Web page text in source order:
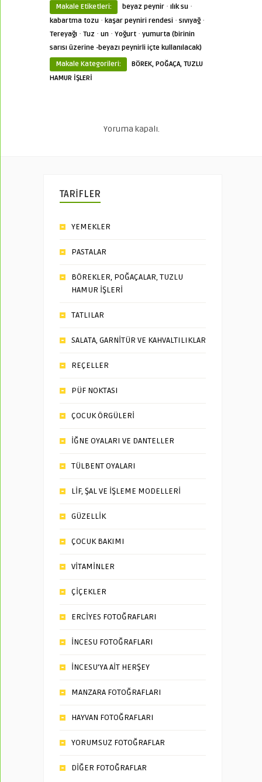
Makale Etiketleri: beyaz peynir · ılık su ·
kabartma tozu · kaşar peyniri rendesi · sıvıyağ·
Tereyağı · Tuz · un · Yoğurt · yumurta (birinin
sarısı üzerine -beyazı peynirli içte kullanılacak)
Makale Kategorileri:
BÖREK, POĞAÇA, TUZLU
HAMUR İŞLERİ
Yoruma kapalı.
TARİFLER
YEMEKLER
PASTALAR
BÖREKLER, POĞAÇALAR, TUZLU
HAMUR İŞLERİ
TATLILAR
SALATA, GARNİTÜR VE KAHVALTILIKLAR
REÇELLER
PÜF NOKTASI
ÇOCUK ÖRGÜLERİ
İĞNE OYALARI VE DANTELLER
TÜLBENT OYALARI
LİF, ŞAL VE İŞLEME MODELLERİ
GÜZELLİK
ÇOCUK BAKIMI
VİTAMİNLER
ÇİÇEKLER
ERCİYES FOTOĞRAFLARI
İNCESU FOTOĞRAFLARI
İNCESU’YA AİT HERŞEY
MANZARA FOTOĞRAFLARI
HAYVAN FOTOĞRAFLARI
YORUMSUZ FOTOĞRAFLAR
DİĞER FOTOĞRAFLAR